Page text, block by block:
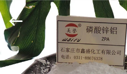
বাড়ি
chemical
co.,ltd.
All
Rights
Reserved.
Developed
by
ECER